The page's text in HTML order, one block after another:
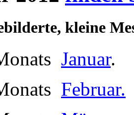
kleine
Januar.
Februar.